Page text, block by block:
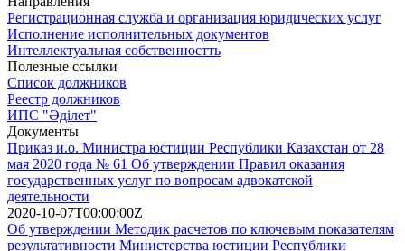
Регистрационная служба и организация юридических услуг
Исполнение исполнительных документов
Интеллектуальная собственностть
Полезные ссылки
Список должников
Реестр должников
ИПС "Әділет"
Документы
Приказ и.о. Министра юстиции Республики Казахстан от 28
мая 2020 года № 61 Об утверждении Правил оказания
государственных услуг по вопросам адвокатской
деятельности
2020-10-07T00:00:00Z
Об утверждении Методик расчетов по ключевым показателям
результативности Министерства юстиции Республики